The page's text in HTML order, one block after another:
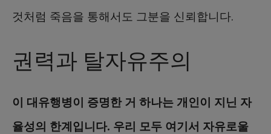
것처럼 죽음을 통해서도 그분을 신뢰합니다.
권력과 탈자유주의
이 대유행병이 증명한 거 하나는 개인이 지닌 자
율성의 한계입니다. 우리 모두 여기서 자유로울